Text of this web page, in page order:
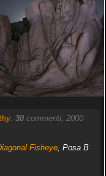
. 30commenti, 2000
Fisheye, Posa B